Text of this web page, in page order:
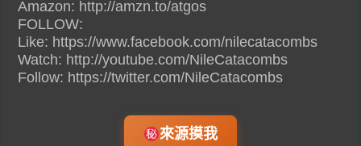
Amazon: http://amzn.to/atgos
FOLLOW:
Like: https://www.facebook.com/nilecatacombs
Watch: http://youtube.com/NileCatacombs
Follow: https://twitter.com/NileCatacombs
來源摸我